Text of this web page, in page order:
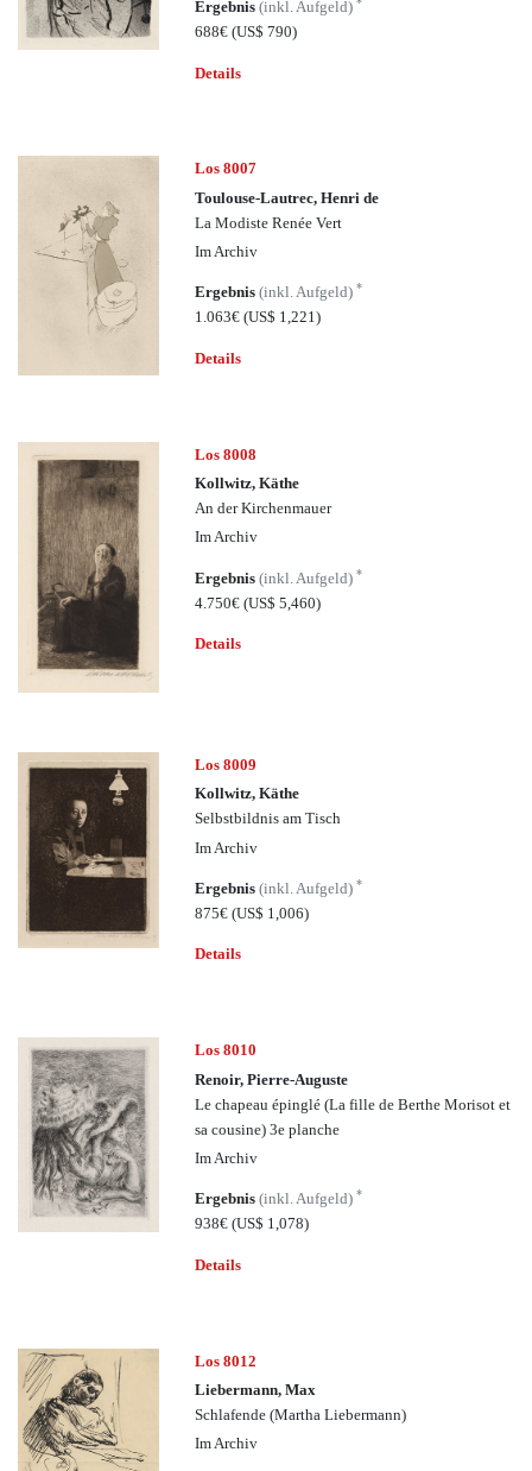
Ergebnis(inkl. Aufgeld)
688€(US$ 790)
Details
Los 8007
Toulouse-Lautrec, Henri de
La Modiste Renée Vert
Im Archiv
Ergebnis(inkl. Aufgeld)*
1.063€(US$ 1,221)
Details
Los 8008
Kollwitz, Käthe
An der Kirchenmauer
Im Archiv
Ergebnis(inkl. Aufgeld)*
4.750€(US$ 5,460)
Details
Los 8009
Kollwitz, Käthe
Selbstbildnis am Tisch
Im Archiv
Ergebnis(inkl. Aufgeld)*
875€(US$ 1,006)
Details
Los 8010
Renoir, Pierre-Auguste
Le chapeau épinglé (La fille de Berthe Morisot et
sa cousine) 3e planche
Im Archiv
Ergebnis(inkl. Aufgeld)*
938€(US$ 1,078)
Details
Los 8012
Liebermann, Max
Schlafende (Martha Liebermann)
Im Archiv